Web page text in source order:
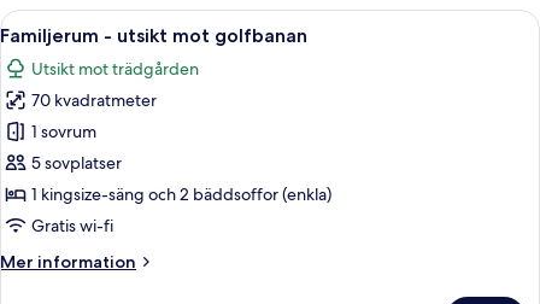
havsutsikt
Öppna
alla
foton
för
Familjerum
-
utsikt
mot
Ett modernt hotellrum med en
7
Familjerum - utsikt mot golfbanan
Utsikt mot trädgården
70 kvadratmeter
1 sovrum
5 sovplatser
1 kingsize-säng och 2 bäddsoffor (enkla)
Gratis wi-fi
Mer information
Mer